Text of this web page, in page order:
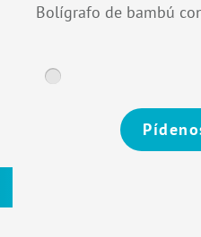
Bolígrafo de bambú